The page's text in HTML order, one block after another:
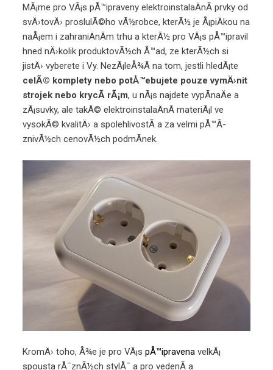
MÃ¡me pro VÃ¡s pÅ™ipraveny elektroinstalaÄnÃ­ prvky od
svÄ›tovÄ› proslulÃ©ho vÃ½robce, kterÃ½ je Å¡piÄkou na
naÅ¡em i zahraniÄnÃ­m trhu a kterÃ½ pro VÃ¡s pÅ™ipravil
hned nÄ›kolik produktovÃ½ch Å™ad, ze kterÃ½ch si
jistÄ› vyberete i Vy. NezÃ¡leÅ¾Ã­ na tom, jestli hledÃ¡te
celÃ© komplety nebo potÅ™ebujete pouze vymÄ›nit
strojek nebo krycÃ­ rÃ¡m, u nÃ¡s najdetevypÃ­naÄe a
zÃ¡suvky, ale takÃ© elektroinstalaÄnÃ­ materiÃ¡l ve
vysokÃ© kvalitÄ› a spolehlivostÃ­ a za velmi pÅ™Ã­
znivÃ½ch cenovÃ½ch podmÃ­nek.
KromÄ› toho, Å¾e je pro VÃ¡s pÅ™ipravena velkÃ¡
spousta rÅ¯znÃ½ch stylÅ¯ a pro vedenÃ­ a